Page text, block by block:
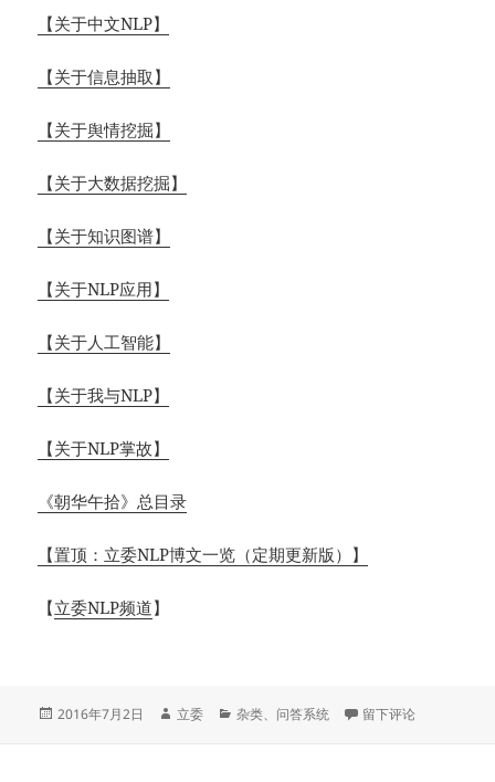
【关于中文NLP】
【关于信息抽取】
【关于舆情挖掘】
【关于大数据挖掘】
【关于知识图谱】
【关于NLP应用】
【关于人工智能】
【关于我与NLP】
【关于NLP掌故】
《朝华午拾》总目录
【置顶：立委NLP博文一览（定期更新版）】
【立委NLP频道】
发
2016年7月2日
作
立委
分
杂类、 问答系统 于【关于问答系统】
留下评论